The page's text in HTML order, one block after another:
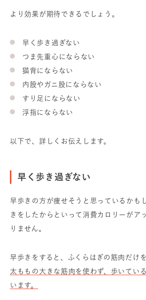
より効果が期待できるでしょう。
早く歩き過ぎない
つま先重心にならない
猫背にならない
内股やガニ股にならない
すり足にならない
浮指にならない
以下で、詳しくお伝えします。
早く歩き過ぎない
早歩きの方が痩せそうと思っているかも
きをしたからといって消費カロリーがア
りません。
早歩きをすると、ふくらはぎの筋肉だけ
太ももの大きな筋肉を使わず、歩いてい
います。